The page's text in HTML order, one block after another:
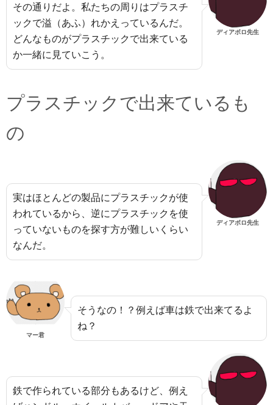
その通りだよ。私たちの周りはプラスチ
ックで溢（あふ）れかえっているんだ。
どんなものがプラスチックで出来ている
か一緒に見ていこう。
ディアボロ先生
プラスチックで出来ているも
の
実はほとんどの製品にプラスチックが使
われているから、逆にプラスチックを使
っていないものを探す方が難しいくらい
なんだ。
ディアボロ先生
マー君
そうなの！？例えば車は鉄で出来てるよ
ね？
鉄で作られている部分もあるけど、例え